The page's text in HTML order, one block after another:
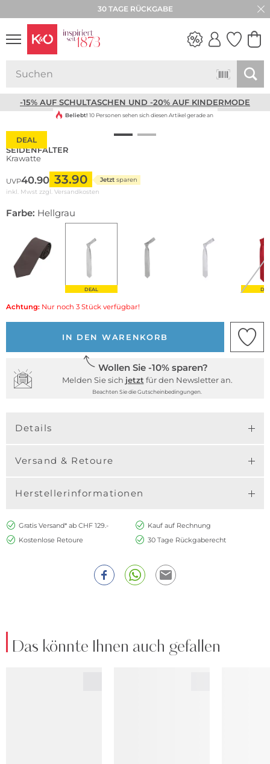
30 TAGE RÜCKGABE
-15% AUF SCHULTASCHEN UND -20% AUF KINDERMODE
DEAL
Beliebt! 10 Personen sehen sich diesen Artikel gerade an
SEIDENFALTER
Krawatte
UVP40.90 33.90 Jetzt sparen
inkl. Mwst zzgl. Versandkosten
Farbe: Hellgrau
DEAL
Achtung: Nur noch 3 Stück verfügbar!
IN DEN WARENKORB
Wollen Sie -10% sparen?
Melden Sie sich jetzt für den Newsletter an.
Beachten Sie die Gutscheinbedingungen.
Details
Versand & Retoure
Herstellerinformationen
Gratis Versand* ab CHF 129.-
Kauf auf Rechnung
Kostenlose Retoure
30 Tage Rückgaberecht
Das könnte Ihnen auch gefallen